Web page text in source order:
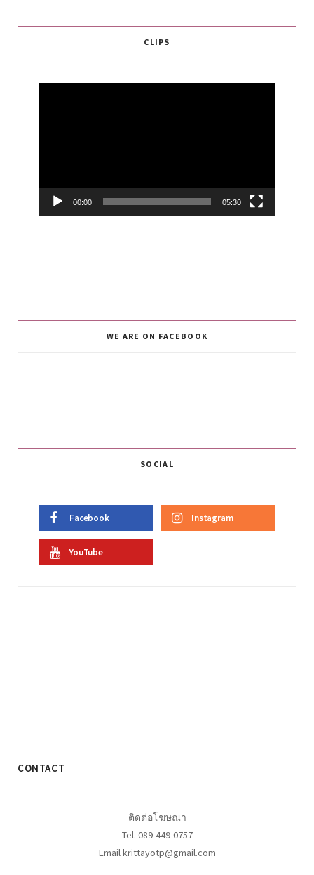
CLIPS
00:00 05:30
WE ARE ON FACEBOOK
SOCIAL
Facebook Instagram
YouTube
CONTACT
ติดต่อโฆษณา
Tel. 089-449-0757
Email krittayotp@gmail.com